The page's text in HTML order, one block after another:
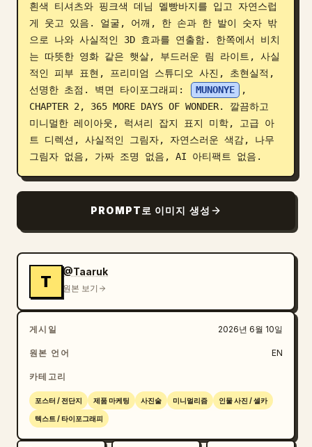
흰색 티셔츠와 핑크색 데님 멜빵바지를 입고 자연스럽
게 웃고 있음. 얼굴, 어깨, 한 손과 한 발이 숫자 밖
으로 나와 사실적인 3D 효과를 연출함. 한쪽에서 비치
는 따뜻한 영화 같은 햇살, 부드러운 림 라이트, 사실
적인 피부 표현, 프리미엄 스튜디오 사진, 초현실적,
선명한 초점. 벽면 타이포그래피:
MUNONYE
,
CHAPTER 2, 365 MORE DAYS OF WONDER. 깔끔하고
미니멀한 레이아웃, 럭셔리 잡지 표지 미학, 고급 아
트 디렉션, 사실적인 그림자, 자연스러운 색감, 나무
그림자 없음, 가짜 조명 없음, AI 아티팩트 없음.
PROMPT로 이미지 생성
T
@Taaruk
원본 보기
게시일 2026년 6월 10일
원본 언어 EN
카테고리
포스터 / 전단지 제품 마케팅 사진술 미니멀리즘 인물 사진 / 셀카
텍스트 / 타이포그래피